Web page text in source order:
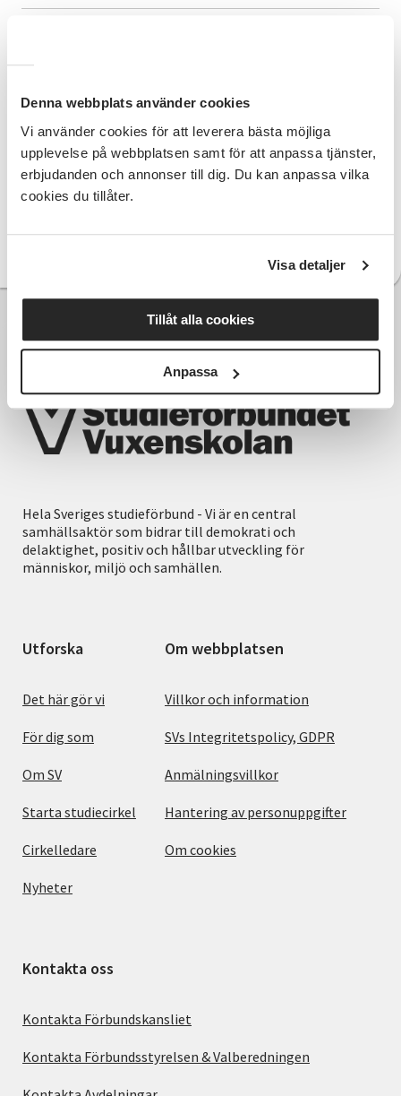
Denna webbplats använder cookies
Vi använder cookies för att leverera bästa möjliga
upplevelse på webbplatsen samt för att anpassa tjänster,
erbjudanden och annonser till dig. Du kan anpassa vilka
cookies du tillåter.
Visa detaljer
Tillåt alla cookies
Anpassa
Storumans kontaktsida
Umeås kontaktsida
Vilhelminas kontaktsida
Vindelns kontaktsida
Hela Sveriges studieförbund - Vi är en central
samhällsaktör som bidrar till demokrati och
delaktighet, positiv och hållbar utveckling för
människor, miljö och samhällen.
Utforska
Det här gör vi
För dig som
Om SV
Starta studiecirkel
Cirkelledare
Nyheter
Om webbplatsen
Villkor och information
SVs Integritetspolicy, GDPR
Anmälningsvillkor
Hantering av personuppgifter
Om cookies
Kontakta oss
Kontakta Förbundskansliet
Kontakta Förbundsstyrelsen & Valberedningen